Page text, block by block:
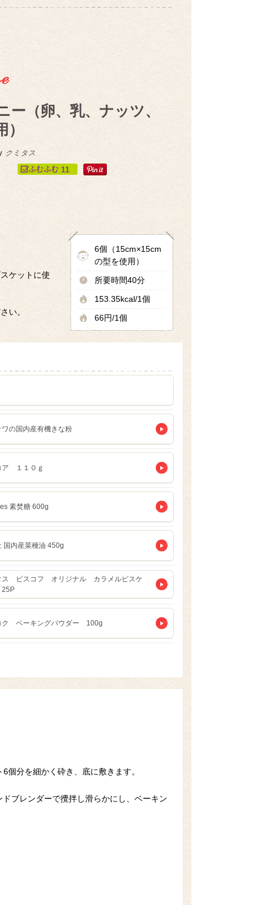
ー（卵、乳、ナッツ、
クミタス
11
ケットに使
い。
6個（15cm×15cm
の型を使用）
所要時間40分
153.35kcal/1個
66円/1個
ワの国内産有機きな粉
ア １１０ｇ
素焚糖 600g
国内産菜種油 450g
ス ビスコフ オリジナル カラメルビスケ
ク ベーキングパウダー 100g
個分を細かく砕き、底に敷きます。
ブレンダーで攪拌し滑らかにし、ベーキン